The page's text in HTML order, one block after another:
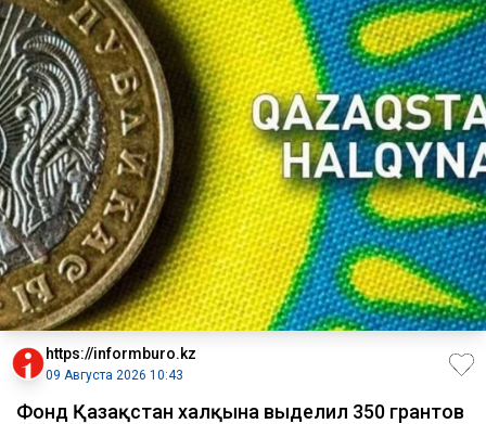
https://informburo.kz
09 Августа 2026 10:43
Фонд Қазақстан халқына выделил 350 грантов